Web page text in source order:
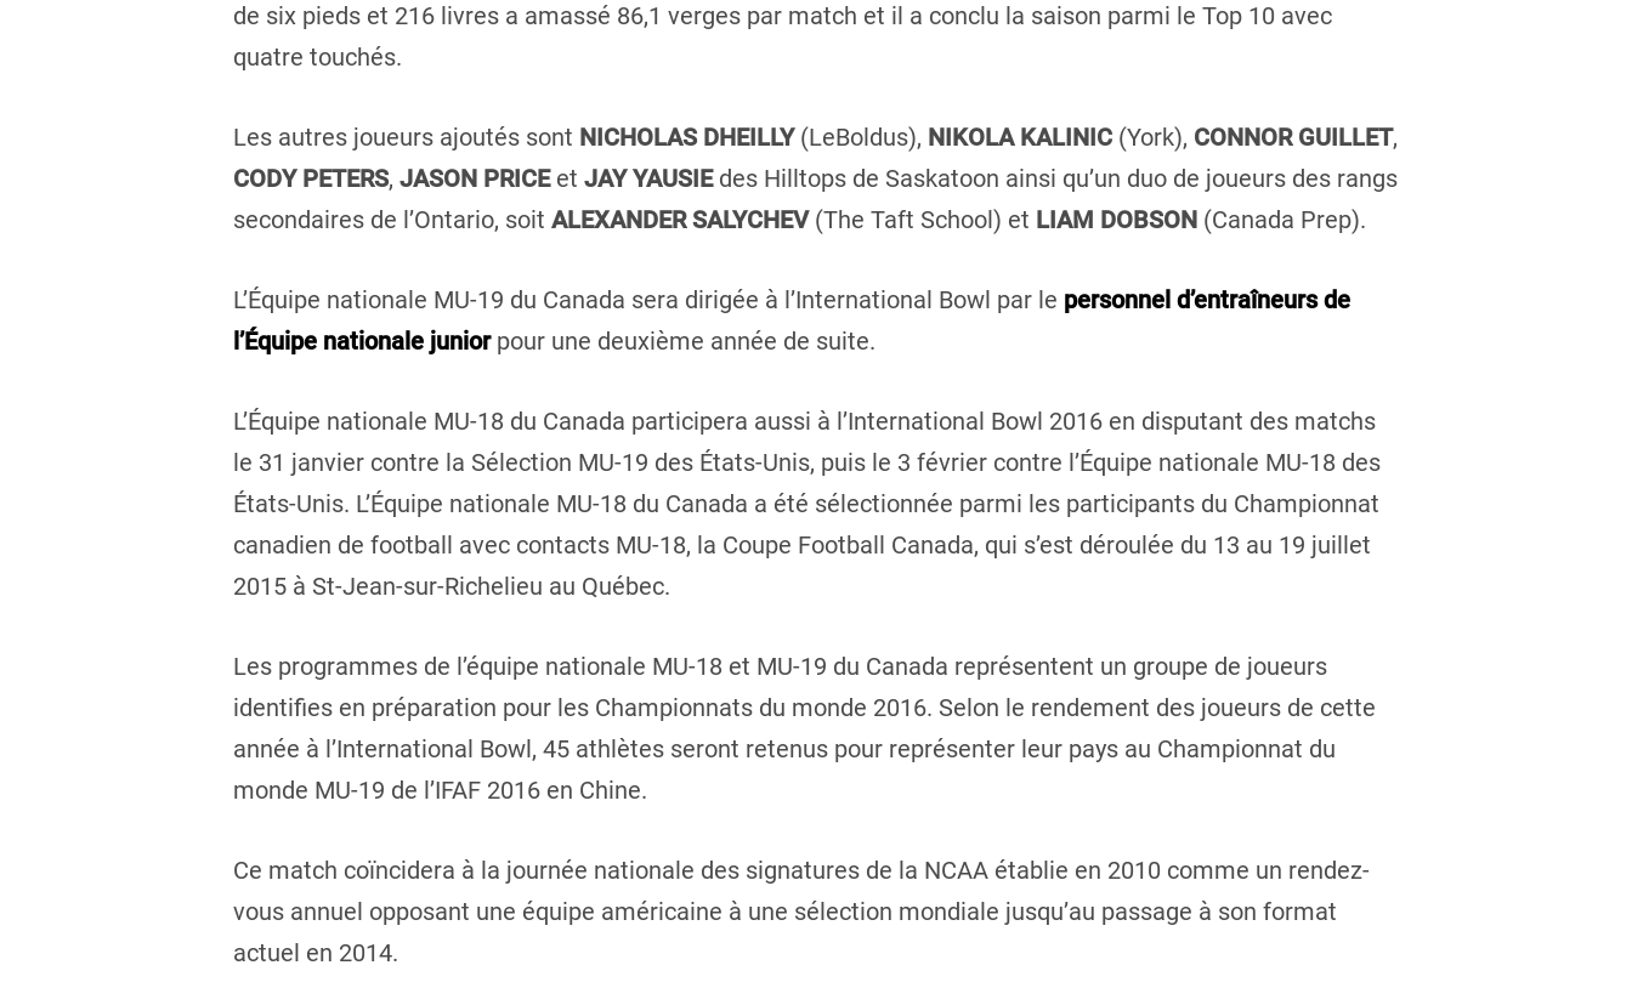
de six pieds et 216 livres a amassé 86,1 verges par match et il a conclu la saison parmi le Top 10 avec
quatre touchés.
Les autres joueurs ajoutés sont NICHOLAS DHEILLY(LeBoldus), NIKOLA KALINIC (York), CONNOR GUILLET,
CODY PETERS, JASON PRICEet JAY YAUSIEdes Hilltops de Saskatoon ainsi qu’un duo de joueurs des rangs
secondaires de l’Ontario, soit ALEXANDER SALYCHEV(The Taft School) et LIAM DOBSON (Canada Prep).
L’Équipe nationale MU-19 du Canada sera dirigée à l’International Bowl par le personnel d’entraîneurs de
l’Équipe nationale juniorpour une deuxième année de suite.
L’Équipe nationale MU-18 du Canada participera aussi à l’International Bowl 2016 en disputant des matchs
le 31 janvier contre la Sélection MU-19 des États-Unis, puis le 3 février contre l’Équipe nationale MU-18 des
États-Unis. L’Équipe nationale MU-18 du Canada a été sélectionnée parmi les participants du Championnat
canadien de football avec contacts MU-18, la Coupe Football Canada, qui s’est déroulée du 13 au 19 juillet
2015 à St-Jean-sur-Richelieu au Québec.
Les programmes de l’équipe nationale MU-18 et MU-19 du Canada représentent un groupe de joueurs
identifies en préparation pour les Championnats du monde 2016. Selon le rendement des joueurs de cette
année à l’International Bowl, 45 athlètes seront retenus pour représenter leur pays au Championnat du
monde MU-19 de l’IFAF 2016 en Chine.
Ce match coïncidera à la journée nationale des signatures de la NCAA établie en 2010 comme un rendez-
vous annuel opposant une équipe américaine à une sélection mondiale jusqu’au passage à son format
actuel en 2014.